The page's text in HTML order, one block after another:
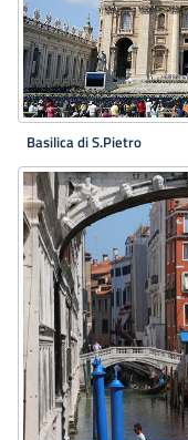
Basilica di S.Pietro